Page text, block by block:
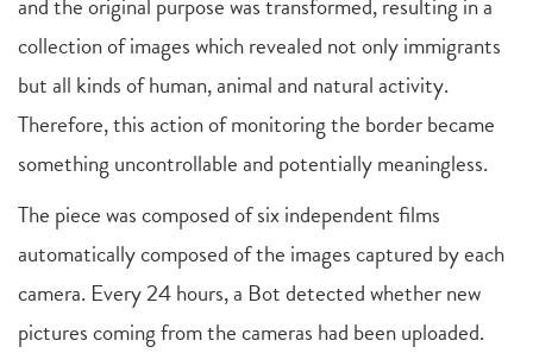
collection of images which revealed not only immigrants
but all kinds of human, animal and natural activity.
Therefore, this action of monitoring the border became
something uncontrollable and potentially meaningless.
The piece was composed of six independent films
automatically composed of the images captured by each
camera. Every 24 hours, a Bot detected whether new
pictures coming from the cameras had been uploaded.